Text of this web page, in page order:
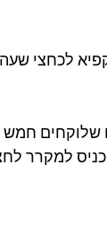
לכחצי
שלוקחים חמש
למקרר